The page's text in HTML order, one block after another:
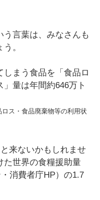
言葉は、みなさんも
。
まう食品を「食品ロ
量は年間約646万ト
ス・食品廃棄物等の利用状
来ないかもしれませ
た世界の食糧援助量
消費者庁HP）の1.7